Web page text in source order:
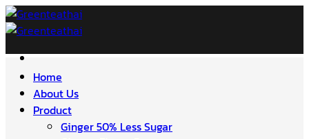
Skip
to
Home
About Us
Product
Ginger 50% Less Sugar